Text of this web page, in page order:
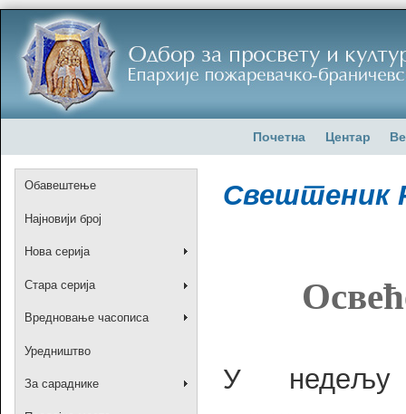
Почетна Центар
Обавештење
Најновији број
Нова серија
Стара серија
Вредновање часописа
Уредништво
За сараднике
Свештеник
У недељу